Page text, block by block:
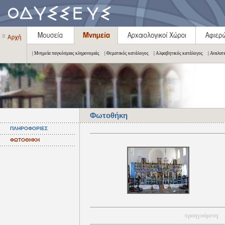
| Μνημεία παγκόσμιας κληρονομιάς | Θεματικός κατάλογος | Αλφαβητικός κατάλογος |
Φωτοθήκη
ΠΛΗΡΟΦΟΡΙΕΣ
ΦΩΤΟΘΗΚΗ
προηγούμενη